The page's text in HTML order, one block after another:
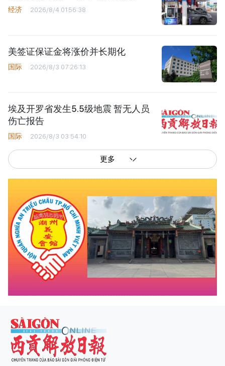
经济 2026/8/4 01:56:38
美签证保证金将涨价并长期化
国际 2026/8/3 07:26:13
埃及开罗省发生5.5级地震 暂无人员
伤亡报告
国际 2026/8/3 03:54:10
更多